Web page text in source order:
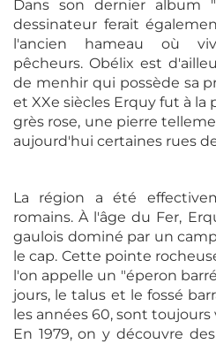
Dans son dernier album
dessinateur ferait
l'ancien hameau où
pêcheurs. Obélix est
de menhir qui possède sa
et XXe siècles Erquy fut à
grès rose, une pierre
aujourd'hui certaines rues
La région a été
romains. À l'âge du Fer,
gaulois dominé par un
le cap. Cette pointe
l'on appelle un "éperon
jours, le talus et le fossé
les années 60, sont toujours
En 1979, on y découvre